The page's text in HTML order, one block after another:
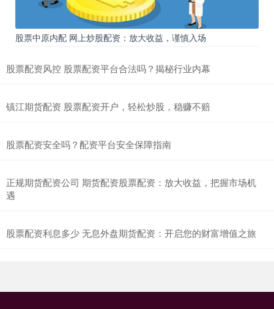
股票中原内配 网上炒股配资：放大收益，谨慎入场
股票配资风控 股票配资平台合法吗？揭秘行业内幕
镇江期货配资 股票配资开户，轻松炒股，稳赚不赔
股票配资安全吗？配资平台安全保障指南
正规期货配资公司 期货配资股票配资：放大收益，把握市场机
遇
股票配资利息多少 无息外盘期货配资：开启您的财富增值之旅